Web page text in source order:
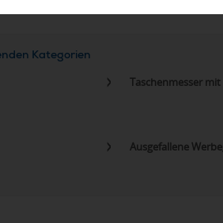
Kategorien
Taschenmesser mit
Ausgefallene